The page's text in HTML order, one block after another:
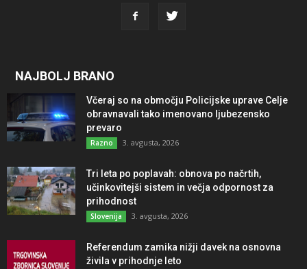
NAJBOLJ BRANO
Včeraj so na območju Policijske uprave Celje
obravnavali tako imenovano ljubezensko
prevaro
Razno 3. avgusta, 2026
Tri leta po poplavah: obnova po načrtih,
učinkovitejši sistem in večja odpornost za
prihodnost
Slovenija 3. avgusta, 2026
Referendum zamika nižji davek na osnovna
živila v prihodnje leto